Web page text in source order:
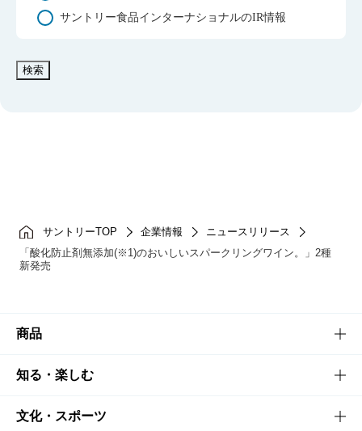
サントリーTOP 企業情報
ニュースリリース
「酸化防止剤無添加(※1)のおいしいスパークリングワイン。」2種
新発売
サントリー食品インターナショナルのIR情報
検索
商品
商品TOP
商品一覧
知る・楽しむ
知る・楽しむTOP
文化・スポーツ